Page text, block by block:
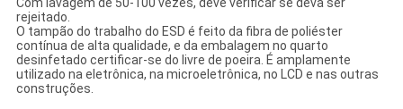
Com lavagem de 50-100 vezes, deve verificar se deva ser
rejeitado.
O tampão do trabalho do ESD é feito da fibra de poliéster
contínua de alta qualidade, e da embalagem no quarto
desinfetado certificar-se do livre de poeira. É amplamente
utilizado na eletrônica, na microeletrônica, no LCD e nas outras
construções.